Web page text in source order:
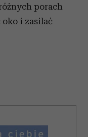
porach
i zasilać